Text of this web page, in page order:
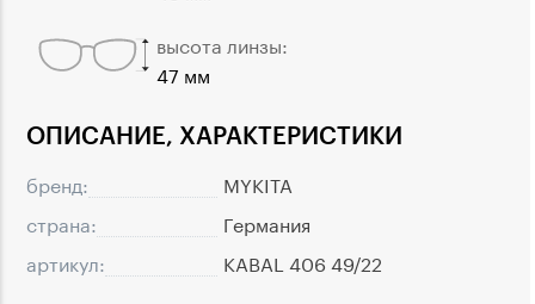
ОПИСАНИЕ, ХАРАКТЕРИСТИКИ
бренд:
MYKITA
страна:
Германия
артикул:
KABAL 406 49/22
высота линзы:
47 мм